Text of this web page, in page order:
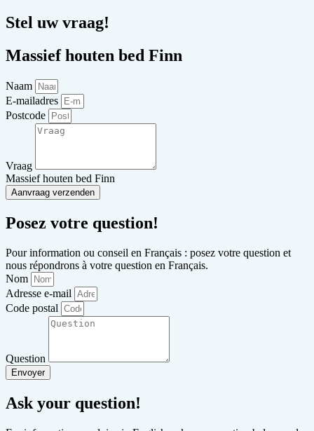
Stel uw vraag!
Massief houten bed Finn
Naam
E-mailadres
Postcode
Vraag
Massief houten bed Finn
Aanvraag verzenden
Posez votre question!
Pour information ou conseil en Français : posez votre question et
nous répondrons à votre question en Français.
Nom
Adresse e-mail
Code postal
Question
Envoyer
Ask your question!